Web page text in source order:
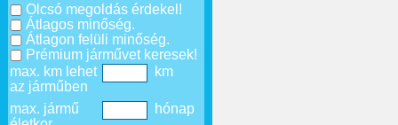
Olcsó megoldás érdekel!
Átlagos minőség.
Átlagon felüli minőség.
Prémium járművet keresek!
max. km lehet
az járműben
km
max. jármű
hónap